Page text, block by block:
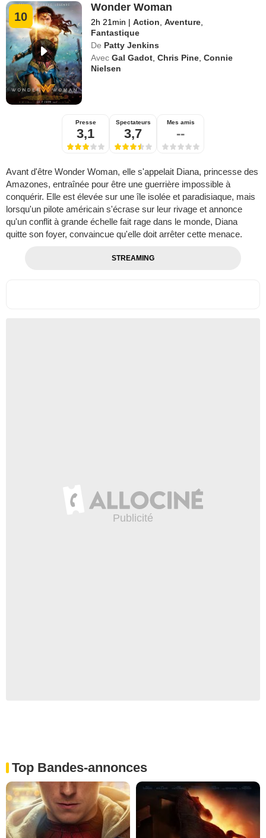
10
Wonder Woman
2h 21min | Action ,Aventure
Fantastique
De Patty Jenkins
Avec Gal Gadot ,Chris Pine ,Connie
Nielsen
Presse
3,1
Spectateurs
3,7
Mes amis
--
Avant d'être Wonder Woman, elle s'appelait Diana, princesse des
Amazones, entraînée pour être une guerrière impossible à
conquérir. Elle est élevée sur une île isolée et paradisiaque, mais
lorsqu'un pilote américain s'écrase sur leur rivage et annonce
qu'un conflit à grande échelle fait rage dans le monde, Diana
quitte son foyer, convaincue qu'elle doit arrêter cette menace.
STREAMING
Top Bandes-annonces